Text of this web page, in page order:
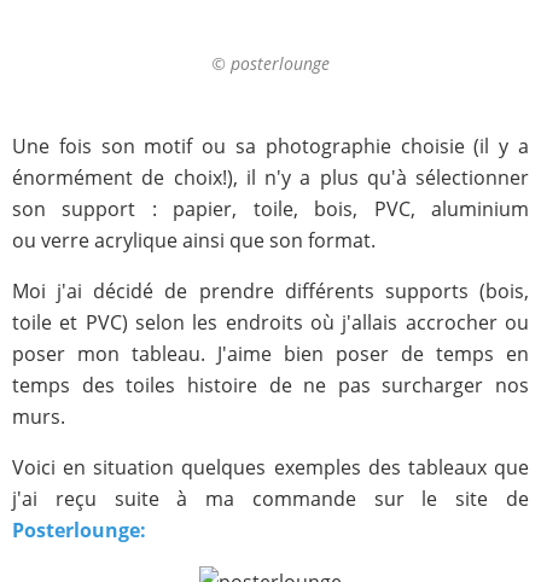
© posterlounge
Une fois son motif ou sa photographie choisie (il y a
énormément de choix!), il n'y a plus qu'à sélectionner
son support : papier, toile, bois, PVC, aluminium
ou verre acrylique ainsi que son format.
Moi j'ai décidé de prendre différents supports (bois,
toile et PVC) selon les endroits où j'allais accrocher ou
poser mon tableau. J'aime bien poser de temps en
temps des toiles histoire de ne pas surcharger nos
murs.
Voici en situation quelques exemples des tableaux que
j'ai reçu suite à ma commande sur le site de
Posterlounge: